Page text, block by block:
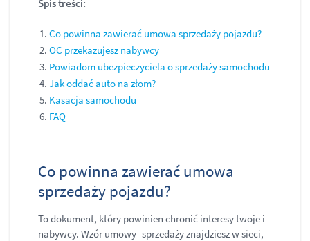
Spis treści:
Co powinna zawierać umowa sprzedaży pojazdu?
OC przekazujesz nabywcy
Powiadom ubezpieczyciela o sprzedaży samochodu
Jak oddać auto na złom?
Kasacja samochodu
FAQ
Co powinna zawierać umowa
sprzedaży pojazdu?
To dokument, który powinien chronić interesy twoje i
nabywcy. Wzór umowy -sprzedaży znajdziesz w sieci,